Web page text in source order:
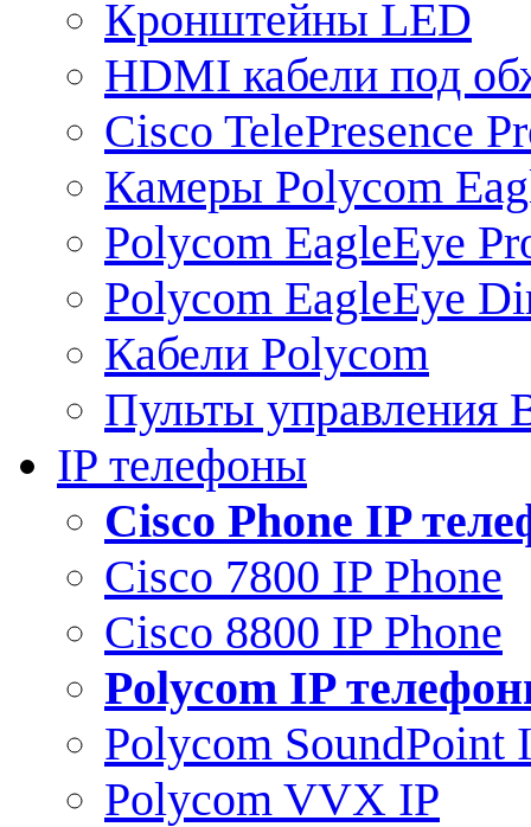
Кронштейны LED
HDMI кабели под
Cisco TelePresence
Камеры Polycom
Polycom EagleEye
Polycom EagleEye
Кабели Polycom
Пульты управления
IP телефоны
Сisco Phone IP
Cisco 7800 IP Phone
Cisco 8800 IP Phone
Polycom IP
Polycom SoundPoint
Polycom VVX IP